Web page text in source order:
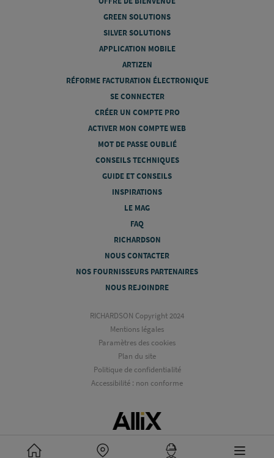
GREEN SOLUTIONS
SILVER SOLUTIONS
APPLICATION MOBILE
ARTIZEN
RÉFORME FACTURATION ÉLECTRONIQUE
SE CONNECTER
CRÉER UN COMPTE PRO
ACTIVER MON COMPTE WEB
MOT DE PASSE OUBLIÉ
CONSEILS TECHNIQUES
GUIDE ET CONSEILS
INSPIRATIONS
LE MAG
FAQ
RICHARDSON
NOUS CONTACTER
NOS FOURNISSEURS PARTENAIRES
NOUS REJOINDRE
RICHARDSON Copyright 2024
Mentions légales
Paramètres des cookies
Plan du site
Politique de confidentialité
Accessibilité : non conforme